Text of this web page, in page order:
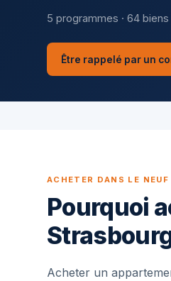
5 programmes · 64
Être rappelé par un
ACHETER DANS LE NEUF
Pourquoi
Acheter un